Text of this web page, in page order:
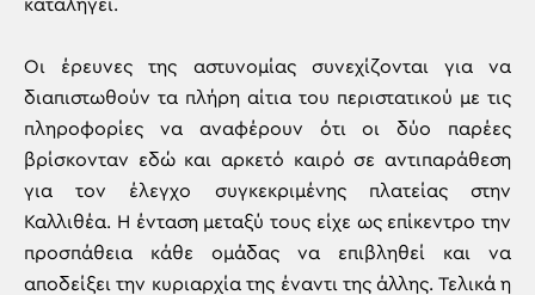
καταλήγει.
Οι έρευνες της αστυνομίας συνεχίζονται για να
διαπιστωθούν τα πλήρη αίτια του περιστατικού με τις
πληροφορίες να αναφέρουν ότι οι δύο παρέες
βρίσκονταν εδώ και αρκετό καιρό σε αντιπαράθεση
για τον έλεγχο συγκεκριμένης πλατείας στην
Καλλιθέα. Η ένταση μεταξύ τους είχε ως επίκεντρο την
προσπάθεια κάθε ομάδας να επιβληθεί και να
αποδείξει την κυριαρχία της έναντι της άλλης. Τελικά η